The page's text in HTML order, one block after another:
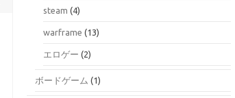
steam (4)
warframe (13)
エロゲー (2)
ボードゲーム (1)